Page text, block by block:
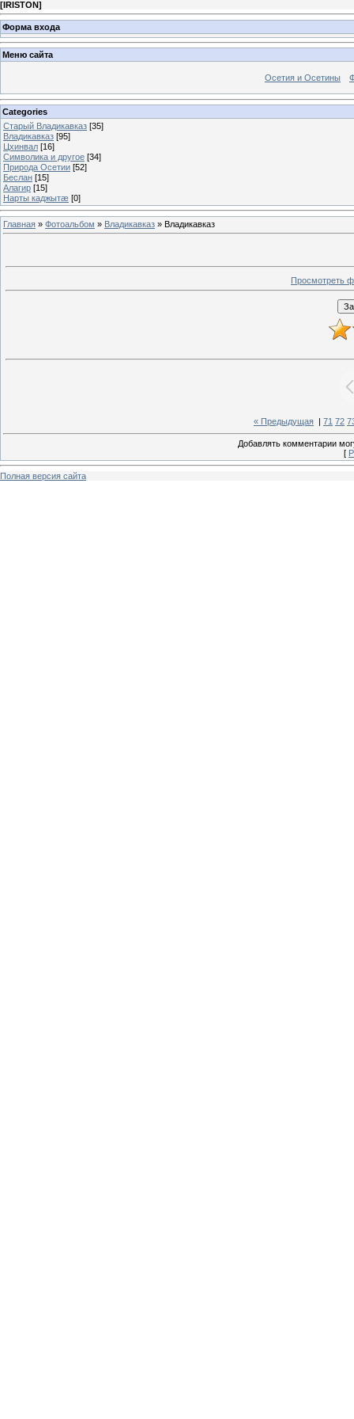
[IRISTON]
Форма входа
Меню сайта
Осетия и Осетины
Categories
Старый Владикавказ [35]
Владикавказ [95]
Цхинвал [16]
Символика и другое [34]
Природа Осетии [52]
Беслан [15]
Алагир [15]
Нарты каджытæ [0]
Главная » Фотоальбом » Владикавказ » Владикавказ
Просмотреть
« Предыдущая 71 72
Добавлять комментарии
[
Полная версия сайта